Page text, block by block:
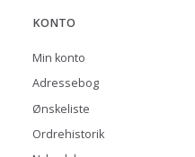
KONTO
Min konto
Adressebog
Ønskeliste
Ordrehistorik